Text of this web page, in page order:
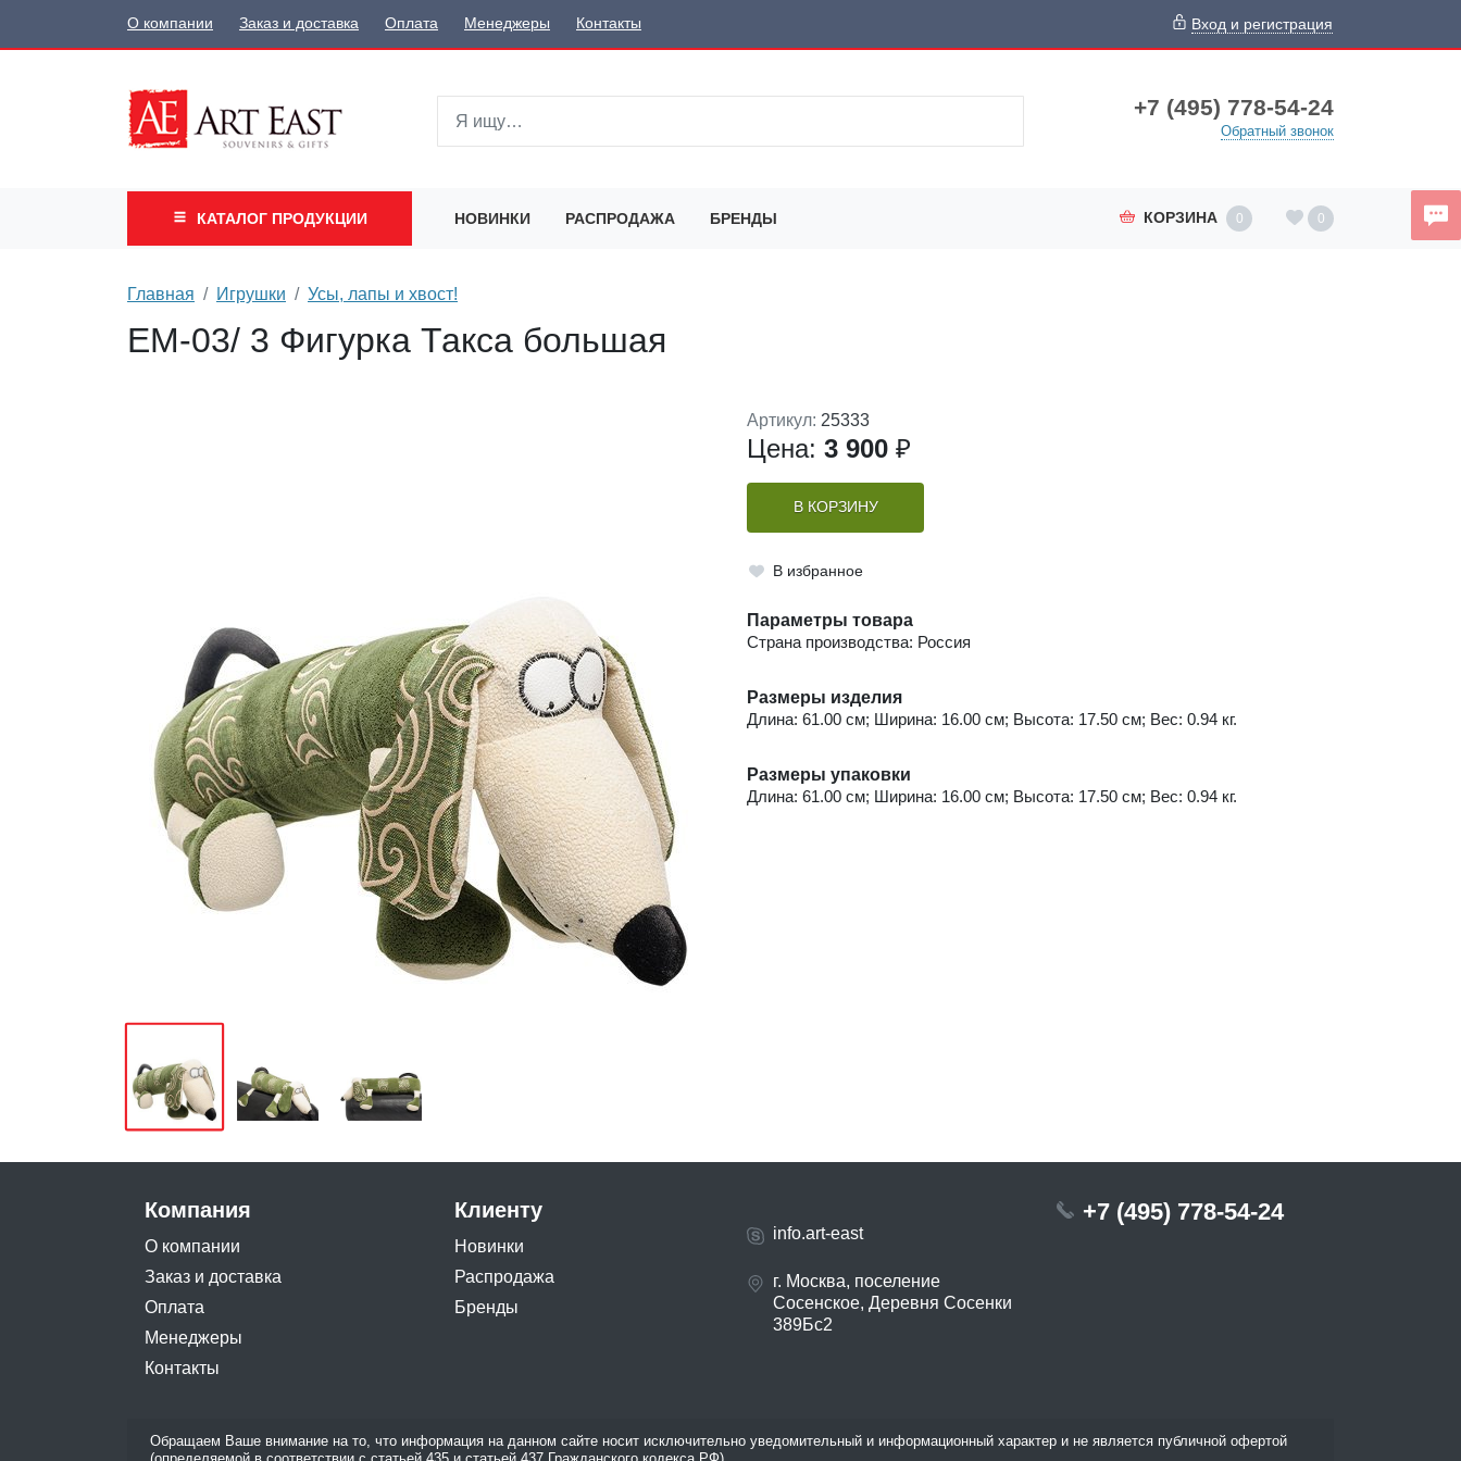
О компании Заказ и доставка Оплата Менеджеры Контакты Вход и регистрация
+7 (495) 778-54-24
Обратный звонок
КАТАЛОГ ПРОДУКЦИИ НОВИНКИ РАСПРОДАЖА БРЕНДЫ КОРЗИНА 0 0
Главная Игрушки Усы, лапы и хвост!
EM-03/ 3 Фигурка Такса большая
Артикул: 25333
Цена: 3 900 ₽
В КОРЗИНУ
В избранное
Параметры товара
Страна производства: Россия
Размеры изделия
Длина: 61.00 см; Ширина: 16.00 см; Высота: 17.50 см; Вес: 0.94 кг.
Размеры упаковки
Длина: 61.00 см; Ширина: 16.00 см; Высота: 17.50 см; Вес: 0.94 кг.
Компания
О компании
Заказ и доставка
Оплата
Менеджеры
Контакты
Клиенту
Новинки
Распродажа
Бренды
info.art-east
г. Москва, поселение
Сосенское, Деревня Сосенки
389Бс2
+7 (495) 778-54-24
Обращаем Ваше внимание на то, что информация на данном сайте носит исключительно уведомительный и информационный характер и не является публичной офертой